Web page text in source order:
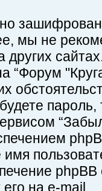
мы не
других
“Форум
пароль,
на e-mail.